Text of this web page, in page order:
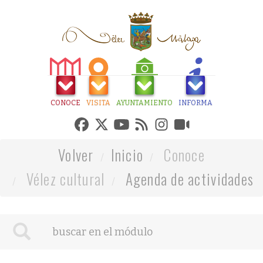
CONOCE VISITA AYUNTAMIENTO INFORMA
Volver Inicio
Conoce
Vélez cultural
Agenda de actividades